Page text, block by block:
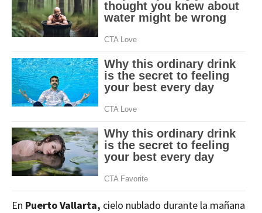
En Puerto Vallarta, cielo nublado durante la mañana